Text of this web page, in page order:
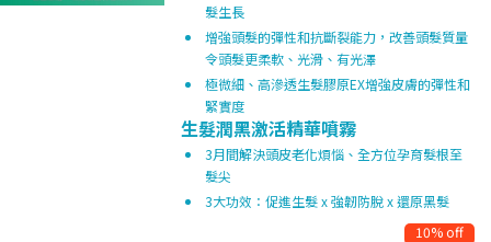
髮生長
增強頭髮的彈性和抗斷裂能力，改善頭髮質量
令頭髮更柔軟、光滑、有光澤
極微細、高滲透生髮膠原EX增強皮膚的彈性和
緊實度
生髮潤黑激活精華噴霧
3月間解決頭皮老化煩惱、全方位孕育髮根至
髮尖
3大功效：促進生髮 x 強韌防脫 x 還原黑髮
10% off